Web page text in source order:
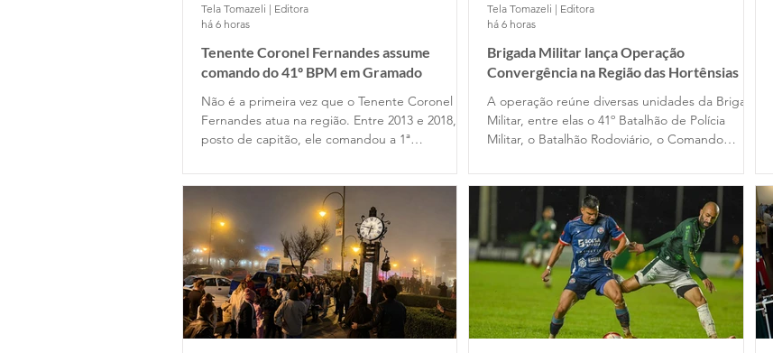
Tenente Coronel Fernandes assume
comando do 41º BPM em Gramado
Não é a primeira vez que o Tenente Coronel
Fernandes atua na região. Entre 2013 e 2018, no
posto de capitão, ele comandou a 1ª
Estado Maior da Unidade. Retornou em 2020,
permanecendo até 2022, quando ocupou o
posto de major na função de subcomandante
do Batalhão.
Tela Tomazeli | Editora
há 6 horas
Brigada Militar lança Operação
Convergência na Região das Hortênsias
A operação reúne diversas unidades da Brigada
Militar, entre elas o 41º Batalhão de Polícia
Militar, o Batalhão Rodoviário, o Comando
Departamento de Ensino. Participam das ações
dois alunos-oficiais do Curso Superior de Polícia
Militar e 120 alunos-soldados do Curso Básico
de Formação Policial Militar, das escolas de
Porto Alegre e Montenegro.
Tela Tomazeli | Editora
há 6 horas